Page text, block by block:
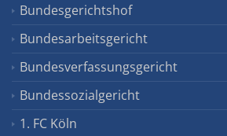
Bundesgerichtshof
Bundesarbeitsgericht
Bundesverfassungsgericht
Bundessozialgericht
1. FC Köln